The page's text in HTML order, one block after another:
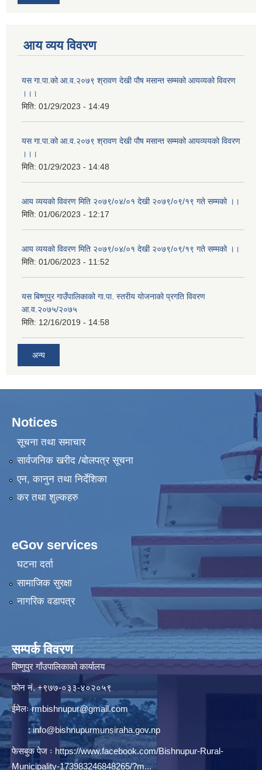
आय व्यय विवरण
यस गा.पा.को आ.व.२०७९ श्रावण देखी पौष मसान्त सम्मको आयव्यको विवरण
।।।
मिति: 01/29/2023 - 14:49
यस गा.पा.को आ.व.२०७९ श्रावण देखी पौष मसान्त सम्मको आयव्ययको विवरण
।।।
मिति: 01/29/2023 - 14:48
आय व्ययको विवरण मिति २०७९/०४/०१ देखी २०७९/०९/१९ गते सम्मको ।।
मिति: 01/06/2023 - 12:17
आय व्ययको विवरण मिति २०७९/०४/०१ देखी २०७९/०९/१९ गते सम्मको ।।
मिति: 01/06/2023 - 11:52
यस बिष्णुपुर गाउँपालिकाको गा.पा. स्तरीय योजनाको प्रगति विवरण
आ.व.२०७५/२०७५
मिति: 12/16/2019 - 14:58
अन्य
Notices
सूचना तथा समाचार
सार्वजनिक खरीद /बोलपत्र सूचना
एन, कानुन तथा निर्देशिका
कर तथा शुल्कहरु
eGov services
घटना दर्ता
सामाजिक सुरक्षा
नागरिक वडापत्र
सम्पर्क विवरण
विष्णुपुर गाँउपालिकाको कार्यालय
फोन नं. ‍‍+९७७-०३३-४०२०५९
ईमेलःrmbishnupur@gmail.com
:info@bishnupurmunsiraha.gov.np
फेसबुक पेज ः https://www.facebook.com/Bishnupur-Rural-
Municipality-173983246848265/?m...